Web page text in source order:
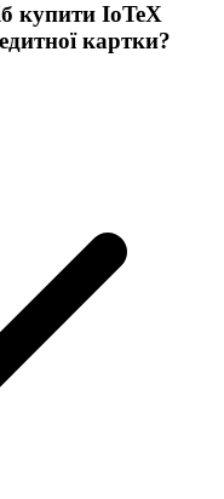
купити IoTeX
картки?